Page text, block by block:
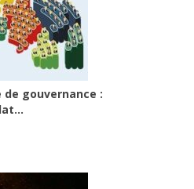
de gouvernance :